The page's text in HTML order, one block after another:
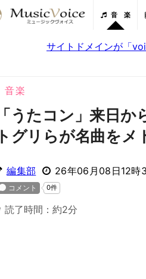
音 楽
サイトドメインが「
音楽
「うたコン」来日
トグリらが名曲をメ
編集部 26年06月08日12時
読了時間：約2分